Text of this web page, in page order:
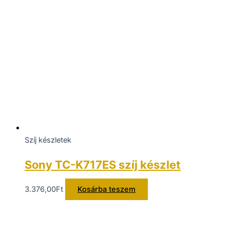
Szíj készletek
Sony TC-K717ES szíj készlet
3.376,00Ft Kosárba teszem